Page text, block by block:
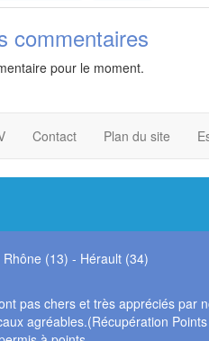
commentaires
pour le moment.
Contact Plan du site
(13) - Hérault (34)
pas chers et très appréciés par
agréables.(Récupération